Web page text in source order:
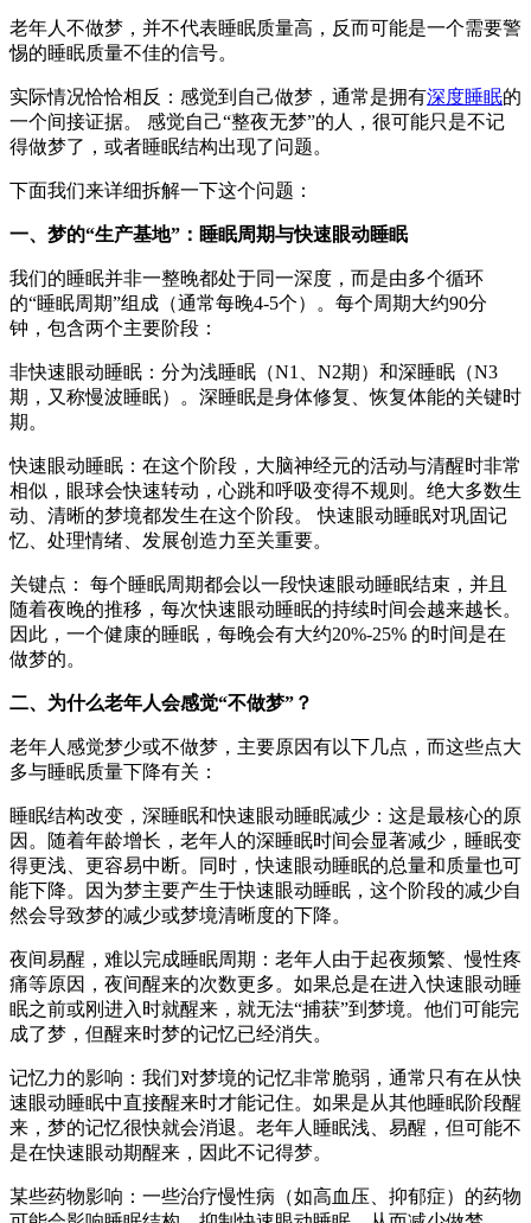
老年人不做梦，并不代表睡眠质量高，反而可能是一个需要警
惕的睡眠质量不佳的信号。
实际情况恰恰相反：感觉到自己做梦，通常是拥有深度睡眠的
一个间接证据。 感觉自己“整夜无梦”的人，很可能只是不记
得做梦了，或者睡眠结构出现了问题。
下面我们来详细拆解一下这个问题：
一、梦的“生产基地”：睡眠周期与快速眼动睡眠
我们的睡眠并非一整晚都处于同一深度，而是由多个循环
的“睡眠周期”组成（通常每晚4-5个）。每个周期大约90分
钟，包含两个主要阶段：
非快速眼动睡眠：分为浅睡眠（N1、N2期）和深睡眠（N3
期，又称慢波睡眠）。深睡眠是身体修复、恢复体能的关键时
期。
快速眼动睡眠：在这个阶段，大脑神经元的活动与清醒时非常
相似，眼球会快速转动，心跳和呼吸变得不规则。绝大多数生
动、清晰的梦境都发生在这个阶段。 快速眼动睡眠对巩固记
忆、处理情绪、发展创造力至关重要。
关键点： 每个睡眠周期都会以一段快速眼动睡眠结束，并且
随着夜晚的推移，每次快速眼动睡眠的持续时间会越来越长。
因此，一个健康的睡眠，每晚会有大约20%-25% 的时间是在
做梦的。
二、为什么老年人会感觉“不做梦”？
老年人感觉梦少或不做梦，主要原因有以下几点，而这些点大
多与睡眠质量下降有关：
睡眠结构改变，深睡眠和快速眼动睡眠减少：这是最核心的原
因。随着年龄增长，老年人的深睡眠时间会显著减少，睡眠变
得更浅、更容易中断。同时，快速眼动睡眠的总量和质量也可
能下降。因为梦主要产生于快速眼动睡眠，这个阶段的减少自
然会导致梦的减少或梦境清晰度的下降。
夜间易醒，难以完成睡眠周期：老年人由于起夜频繁、慢性疼
痛等原因，夜间醒来的次数更多。如果总是在进入快速眼动睡
眠之前或刚进入时就醒来，就无法“捕获”到梦境。他们可能完
成了梦，但醒来时梦的记忆已经消失。
记忆力的影响：我们对梦境的记忆非常脆弱，通常只有在从快
速眼动睡眠中直接醒来时才能记住。如果是从其他睡眠阶段醒
来，梦的记忆很快就会消退。老年人睡眠浅、易醒，但可能不
是在快速眼动期醒来，因此不记得梦。
某些药物影响：一些治疗慢性病（如高血压、抑郁症）的药物